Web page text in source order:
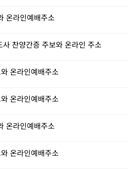
온라인예배주소
찬양간증 주보와 온라인 주소
온라인예배주소
온라인예배주소
온라인예배주소
온라인예배주소